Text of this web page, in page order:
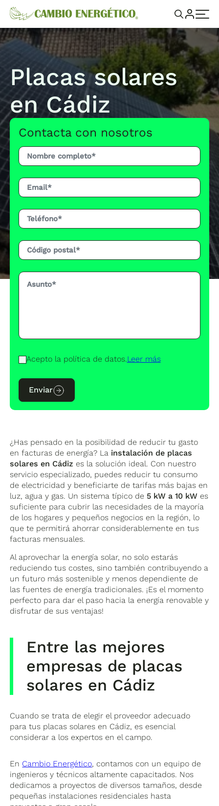
Placas solares
en Cádiz
Contacta con nosotros
Acepto la política de datos.Leer más
Enviar
¿Has pensado en la posibilidad de reducir tu gasto
en facturas de energía? La instalación de placas
solares en Cádiz es la solución ideal. Con nuestro
servicio especializado, puedes reducir tu consumo
de electricidad y beneficiarte de tarifas más bajas en
luz, agua y gas. Un sistema típico de 5 kW a 10 kW es
suficiente para cubrir las necesidades de la mayoría
de los hogares y pequeños negocios en la región, lo
que te permitirá ahorrar considerablemente en tus
facturas mensuales.
Al aprovechar la energía solar, no solo estarás
reduciendo tus costes, sino también contribuyendo a
un futuro más sostenible y menos dependiente de
las fuentes de energía tradicionales. ¡Es el momento
perfecto para dar el paso hacia la energía renovable y
disfrutar de sus ventajas!
Entre las mejores
empresas de placas
solares en Cádiz
Cuando se trata de elegir el proveedor adecuado
para tus placas solares en Cádiz, es esencial
considerar a los expertos en el campo.
En Cambio Energético, contamos con un equipo de
ingenieros y técnicos altamente capacitados. Nos
dedicamos a proyectos de diversos tamaños, desde
pequeñas instalaciones residenciales hasta